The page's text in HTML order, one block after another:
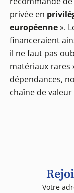
privée en
européenne».
financeraient
il ne faut pas
matériaux rares
dépendances,
chaîne de
Votre